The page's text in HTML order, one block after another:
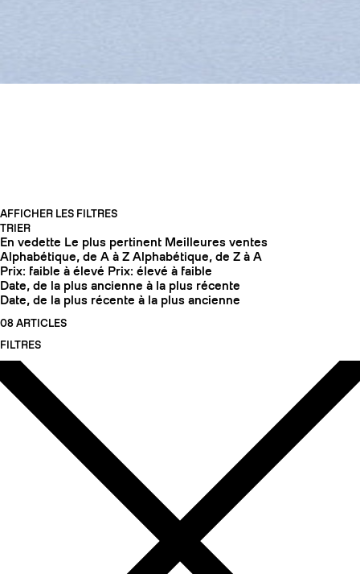
AFFICHER LES FILTRES
TRIER
En vedette Le plus pertinent Meilleures ventes
Alphabétique, de A à Z Alphabétique, de Z à A
Prix: faible à élevé Prix: élevé à faible
Date, de la plus ancienne à la plus récente
Date, de la plus récente à la plus ancienne
08 ARTICLES
FILTRES